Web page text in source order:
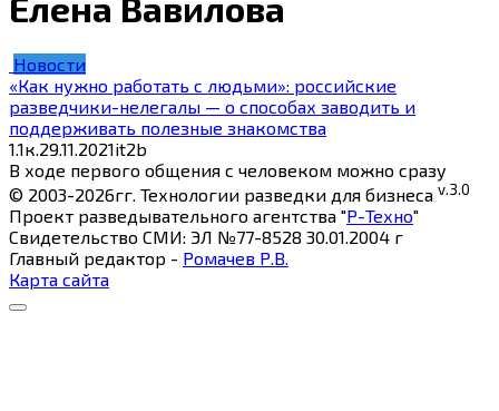
Новости
«Как нужно работать с людьми»: российские
разведчики-нелегалы — о способах заводить и
поддерживать полезные знакомства
1.1к.29.11.2021it2b
В ходе первого общения с человеком можно сразу
© 2003-2026гг. Технологии разведки для бизнеса v.3.0
Проект разведывательного агентства "Р-Техно"
Свидетельство СМИ: ЭЛ №77-8528 30.01.2004 г
Главный редактор - Ромачев Р.В.
Карта сайта